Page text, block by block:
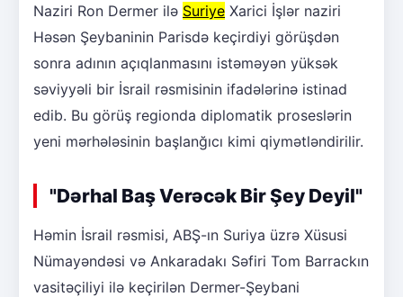
Naziri Ron Dermer ilə Suriye Xarici İşlər naziri
Həsən Şeybaninin Parisdə keçirdiyi görüşdən
sonra adının açıqlanmasını istəməyən yüksək
səviyyəli bir İsrail rəsmisinin ifadələrinə istinad
edib. Bu görüş regionda diplomatik proseslərin
yeni mərhələsinin başlanğıcı kimi qiymətləndirilir.
"Dərhal Baş Verəcək Bir Şey Deyil"
Həmin İsrail rəsmisi, ABŞ-ın Suriya üzrə Xüsusi
Nümayəndəsi və Ankaradakı Səfiri Tom Barrackın
vasitəçiliyi ilə keçirilən Dermer-Şeybani